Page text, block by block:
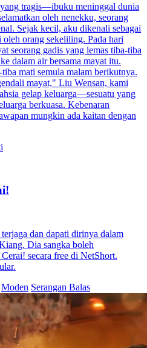
tragis—ibuku meninggal dunia
oleh nenekku, seorang
Sejak kecil, aku dikenali sebagai
orang sekeliling. Pada hari
seorang gadis yang lemas tiba-tiba
dalam air bersama mayat itu.
mati semula malam berikutnya.
mayat," Liu Wensan, kami
gelap keluarga—sesuatu yang
berkuasa. Kebenaran
mungkin ada kaitan dengan
dan dapati dirinya dalam
Dia sangka boleh
secara free di NetShort.
Moden Serangan Balas